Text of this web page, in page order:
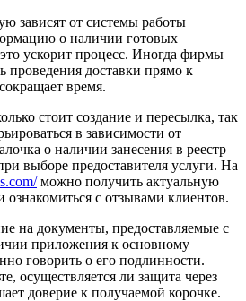
зависят от системы работы
о наличии готовых
ускорит процесс. Иногда фирмы
проведения доставки прямо к
время.
стоит создание и пересылка, так
в зависимости от
о наличии занесения в реестр
выборе предоставителя услуги. На
можно получить актуальную
с отзывами клиентов.
на документы, предоставляемые с
приложения к основному
говорить о его подлинности.
осуществляется ли защита через
доверие к получаемой корочке.